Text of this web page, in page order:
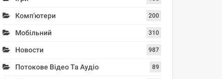
Комп'ютери 200
Мобільний 310
Новости 987
Потокове Відео Та Аудіо 89